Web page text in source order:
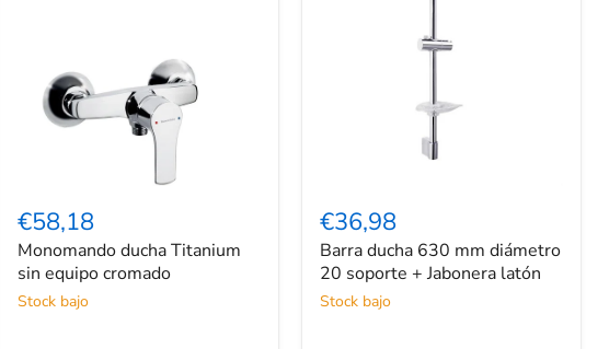
ducha
Titanium
sin
equipo
cromado
€58,18
Monomando ducha Titanium
sin equipo cromado
Stock bajo
ducha
630
mm
diámetro
20
soporte
€36,98
Barra ducha 630 mm diámetro
20 soporte + Jabonera latón
Stock bajo